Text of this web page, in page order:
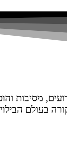
מסיבות
בעולם